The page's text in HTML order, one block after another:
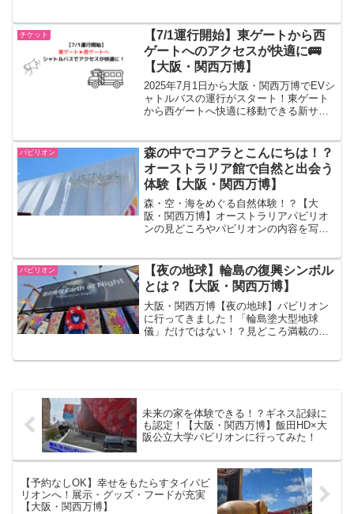
チケット
【7/1運行開始】東ゲートから西
ゲートへのアクセスが快適に🚌
【大阪・関西万博】
2025年7月1日から大阪・関西万博でEVシ
ャトルバスの運行がスタート！東ゲート
から西ゲートへ快適に移動できる新サー
パビリオン
森の中でコアラとこんにちは！？
オーストラリア館で自然と出会う
体験【大阪・関西万博】
森・空・海をめぐる自然体験！？【大
阪・関西万博】オーストラリアパビリオ
ンの見どころやパビリオンの内容を写真
素敵なパビリオンでした！
パビリオン
【夜の地球】輪島の復興シンボル
とは？【大阪・関西万博】
大阪・関西万博【夜の地球】パビリオン
に行ってきました！「輪島塗大型地球
儀」だけではない！？見どころ満載のパ
未来の家を体験できる！？ギネス記録に
も認定！【大阪・関西万博】飯田HD×大
阪公立大学パビリオンに行ってみた！
【予約なしOK】幸せをもたらすタイパビ
リオンへ！展示・グッズ・フードが充実
【大阪・関西万博】